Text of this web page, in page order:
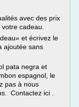
avec des prix
cadeau.
et écrivez le
ajoutée sans
pata negra et
espagnol, le
pas à nous
Contactez ici .